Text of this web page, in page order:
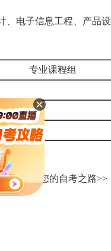
、电子信息工程、产品设
专业课程组
位助力您的自考之路>>